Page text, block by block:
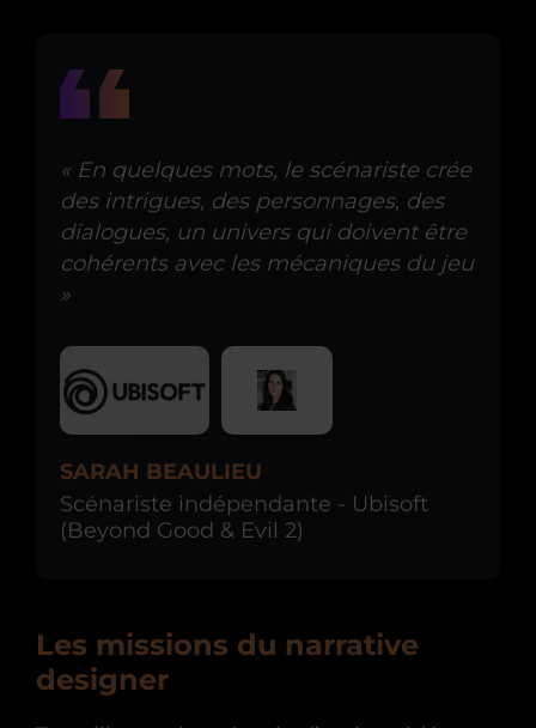
« En quelques mots, le scénariste crée
des intrigues, des personnages, des
dialogues, un univers qui doivent être
cohérents avec les mécaniques du jeu
»
SARAH BEAULIEU
Scénariste indépendante - Ubisoft
(Beyond Good & Evil 2)
Les missions du narrative
designer